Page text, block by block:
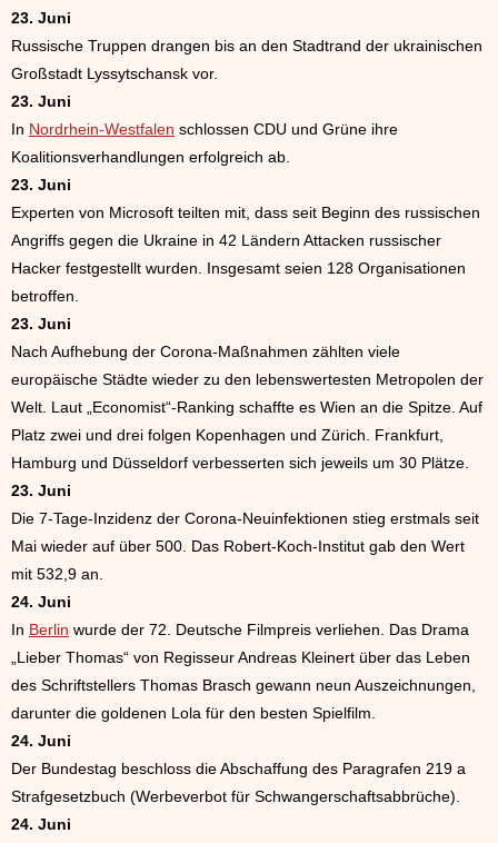
23. Juni
Russische Truppen drangen bis an den Stadtrand der ukrainischen
Großstadt Lyssytschansk vor.
23. Juni
In Nordrhein-Westfalen schlossen CDU und Grüne ihre
Koalitionsverhandlungen erfolgreich ab.
23. Juni
Experten von Microsoft teilten mit, dass seit Beginn des russischen
Angriffs gegen die Ukraine in 42 Ländern Attacken russischer
Hacker festgestellt wurden. Insgesamt seien 128 Organisationen
betroffen.
23. Juni
Nach Aufhebung der Corona-Maßnahmen zählten viele
europäische Städte wieder zu den lebenswertesten Metropolen der
Welt. Laut „Economist“-Ranking schaffte es Wien an die Spitze. Auf
Platz zwei und drei folgen Kopenhagen und Zürich. Frankfurt,
Hamburg und Düsseldorf verbesserten sich jeweils um 30 Plätze.
23. Juni
Die 7-Tage-Inzidenz der Corona-Neuinfektionen stieg erstmals seit
Mai wieder auf über 500. Das Robert-Koch-Institut gab den Wert
mit 532,9 an.
24. Juni
In Berlin wurde der 72. Deutsche Filmpreis verliehen. Das Drama
„Lieber Thomas“ von Regisseur Andreas Kleinert über das Leben
des Schriftstellers Thomas Brasch gewann neun Auszeichnungen,
darunter die goldenen Lola für den besten Spielfilm.
24. Juni
Der Bundestag beschloss die Abschaffung des Paragrafen 219 a
Strafgesetzbuch (Werbeverbot für Schwangerschaftsabbrüche).
24. Juni